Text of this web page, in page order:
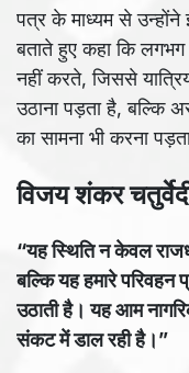
पत्र के माध्यम से उन्होंने
बताते हुए कहा कि
नहीं करते, जिससे
उठाना पड़ता है, बल्कि
का सामना भी करना
विजय शंकर
“यह स्थिति न केवल
बल्कि यह हमारे
उठाती है। यह आम
संकट में डाल रही है।”